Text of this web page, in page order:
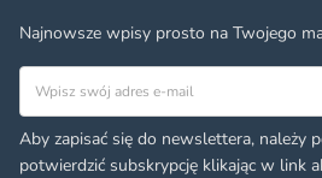
Najnowsze wpisy prosto na Twojego
Adres email
Aby zapisać się do newslettera, należy
potwierdzić subskrypcję klikając w link